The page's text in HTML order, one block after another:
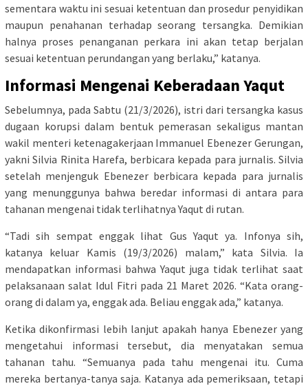
sementara waktu ini sesuai ketentuan dan prosedur penyidikan
maupun penahanan terhadap seorang tersangka. Demikian
halnya proses penanganan perkara ini akan tetap berjalan
sesuai ketentuan perundangan yang berlaku,” katanya.
Informasi Mengenai Keberadaan Yaqut
Sebelumnya, pada Sabtu (21/3/2026), istri dari tersangka kasus
dugaan korupsi dalam bentuk pemerasan sekaligus mantan
wakil menteri ketenagakerjaan Immanuel Ebenezer Gerungan,
yakni Silvia Rinita Harefa, berbicara kepada para jurnalis. Silvia
setelah menjenguk Ebenezer berbicara kepada para jurnalis
yang menunggunya bahwa beredar informasi di antara para
tahanan mengenai tidak terlihatnya Yaqut di rutan.
“Tadi sih sempat enggak lihat Gus Yaqut ya. Infonya sih,
katanya keluar Kamis (19/3/2026) malam,” kata Silvia. Ia
mendapatkan informasi bahwa Yaqut juga tidak terlihat saat
pelaksanaan salat Idul Fitri pada 21 Maret 2026. “Kata orang-
orang di dalam ya, enggak ada. Beliau enggak ada,” katanya.
Ketika dikonfirmasi lebih lanjut apakah hanya Ebenezer yang
mengetahui informasi tersebut, dia menyatakan semua
tahanan tahu. “Semuanya pada tahu mengenai itu. Cuma
mereka bertanya-tanya saja. Katanya ada pemeriksaan, tetapi